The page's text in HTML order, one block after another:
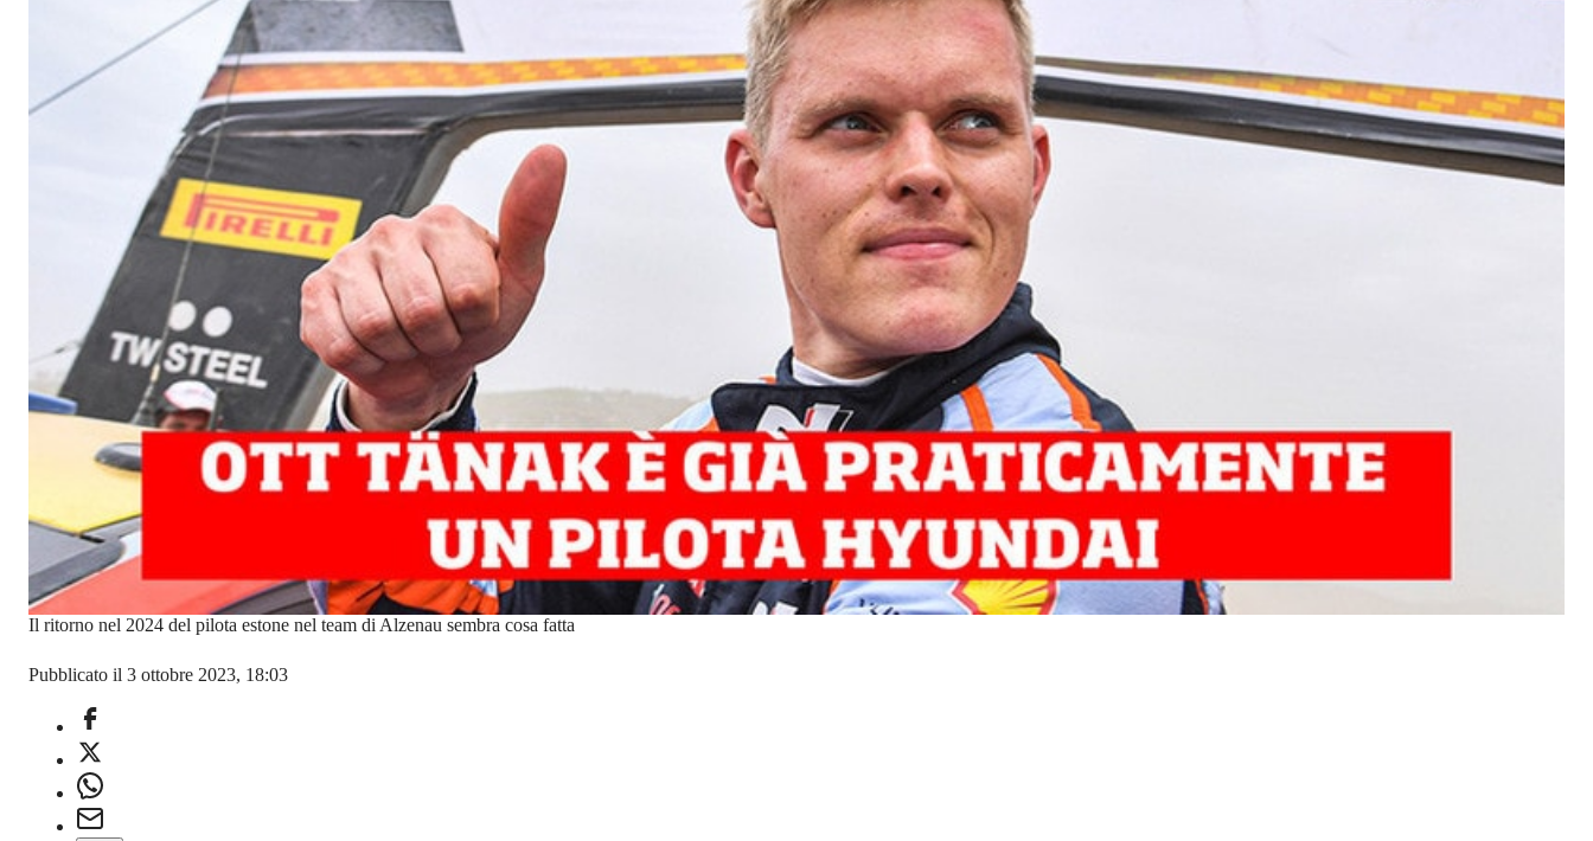
Il ritorno nel 2024 del pilota estone nel team di Alzenau sembra cosa fatta
Pubblicato il 3 ottobre 2023, 18:03